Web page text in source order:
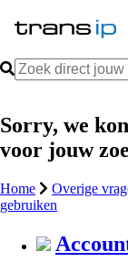
Sorry, we
voor jouw
Home Overige
gebruiken